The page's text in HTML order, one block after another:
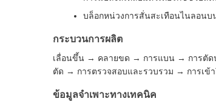
บล็อกหน่วงการสั่นสะเทือนไนลอน
กระบวนการผลิต
เลื่อนขึ้น → คลายขด → การแบน → การตัด
ตัด → การตรวจสอบและรวบรวม → การเข้
ข้อมูลจำเพาะทางเทคนิค